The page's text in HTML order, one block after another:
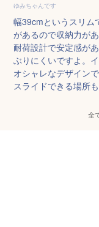
ゆみちゃんです
幅39cmというスリム
があるので収納力が
耐荷設計で安定感が
ぶりにくいですよ。
オシャレなデザイン
スライドできる場所
全